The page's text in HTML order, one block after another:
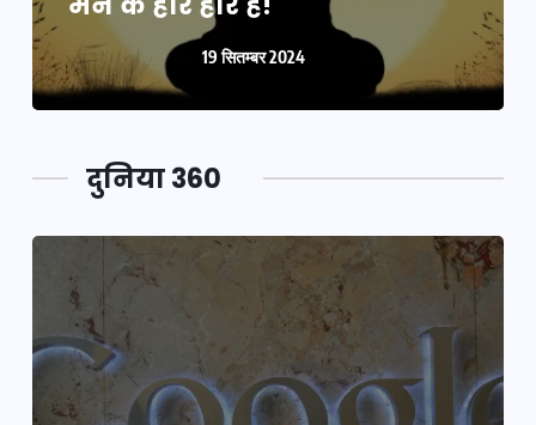
19 सितम्बर 2024
दुनिया 360